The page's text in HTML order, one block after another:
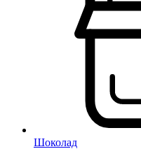
Шоколад